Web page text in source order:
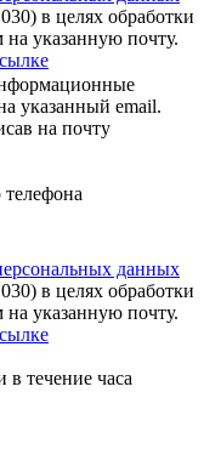
в целях обработки
указанную почту.
указанный email.
на почту
данных
в целях обработки
указанную почту.
течение часа